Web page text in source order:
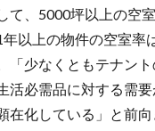
て、5000坪以上の空
年以上の物件の空室率
「少なくともテナン
活必需品に対する需
在化している」と前向